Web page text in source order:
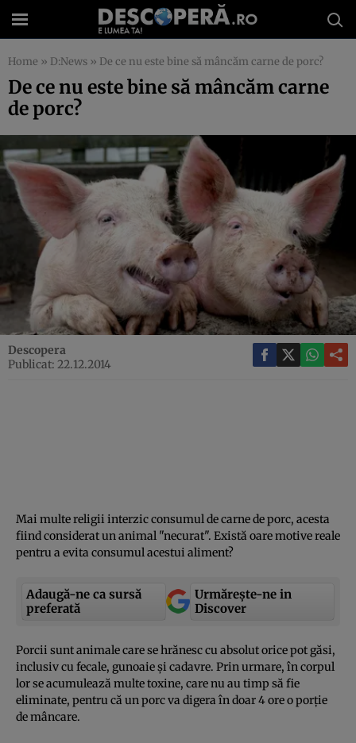
Home » D:News » De ce nu este bine să mâncăm carne de porc?
De ce nu este bine să mâncăm carne
de porc?
Descopera
Publicat: 22.12.2014
Mai multe religii interzic consumul de carne de porc, acesta
fiind considerat un animal "necurat". Există oare motive reale
pentru a evita consumul acestui aliment?
Adaugă-ne ca sursă
preferată
Urmărește-ne in
Discover
Porcii sunt animale care se hrănesc cu absolut orice pot găsi,
inclusiv cu fecale, gunoaie şi cadavre. Prin urmare, în corpul
lor se acumulează multe toxine, care nu au timp să fie
eliminate, pentru că un porc va digera în doar 4 ore o porţie
de mâncare.